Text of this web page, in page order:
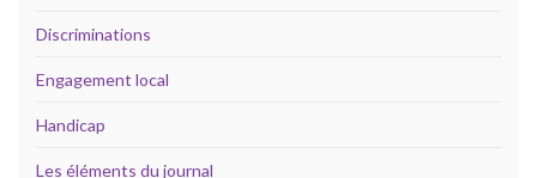
Discriminations
Engagement local
Handicap
Les éléments du journal